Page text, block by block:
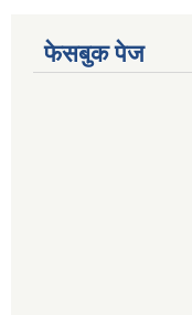
फेसबुक पेज